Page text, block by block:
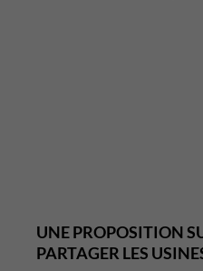
UNE PROPOSITION
PARTAGER LES